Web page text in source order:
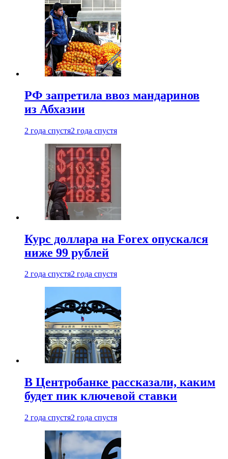
РФ запретила ввоз мандаринов
из Абхазии
2 года спустя2 года спустя
Курс доллара на Forex опускался
ниже 99 рублей
2 года спустя2 года спустя
В Центробанке рассказали, каким
будет пик ключевой ставки
2 года спустя2 года спустя